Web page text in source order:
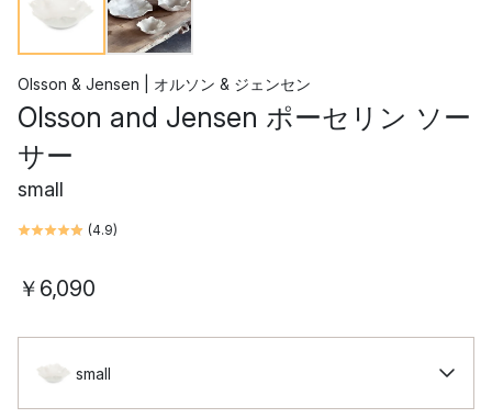
Olsson & Jensen | オルソン & ジェンセン
Olsson and Jensen ポーセリン ソー
サー
small
(4.9)
￥6,090
small